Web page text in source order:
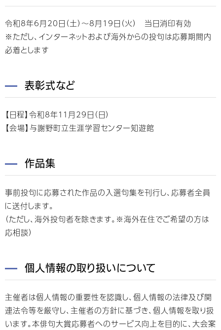
令和8年6月20日（土）～8月19日（火） 当日消印有効
※ただし、インターネットおよび海外からの投句は応募期間内
必着とします
表彰式など
【日程】令和8年１１月29日（日）
【会場】与謝野町立生涯学習センター知遊館
作品集
事前投句に応募された作品の入選句集を刊行し、応募者全員
に送付します。
（ただし、海外投句者を除きます。※海外在住でご希望の方は
応相談）
個人情報の取り扱いについて
主催者は個人情報の重要性を認識し、個人情報の法律及び関
連法令等を厳守し、主催者の方針に基づき、個人情報を取り扱
います。本俳句大賞応募者へのサービス向上を目的に、大会案